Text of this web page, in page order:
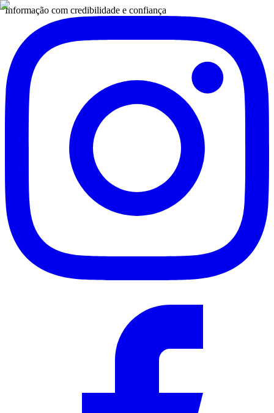
Informação com credibilidade e confiança